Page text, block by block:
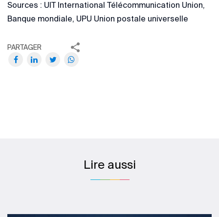
Sources : UIT International Télécommunication Union,
Banque mondiale, UPU Union postale universelle
PARTAGER
Lire aussi